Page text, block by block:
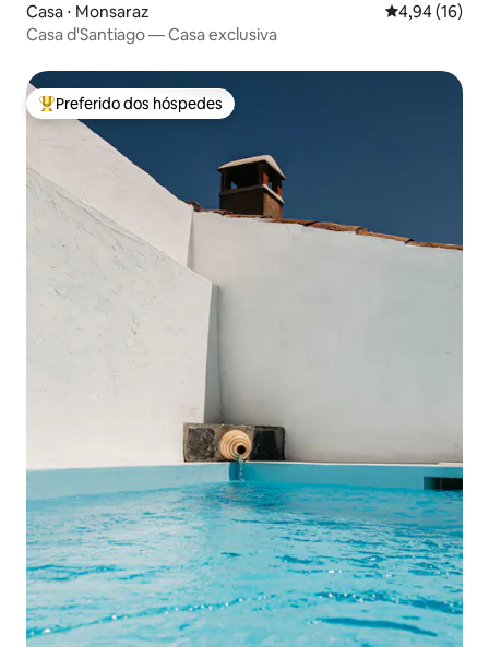
Casa ⋅ Monsaraz 4,94 de uma
4,94 (16)
Casa d'Santiago — Casa exclusiva
Entre os melhores preferidos dos hóspedes
Preferido dos hóspedes